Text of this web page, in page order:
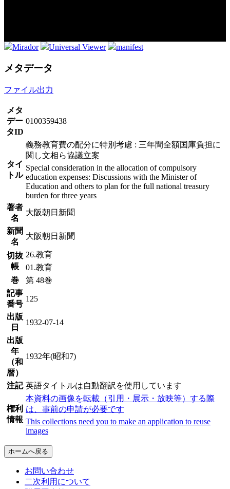
Mirador Universal Viewer manifest
メタデータ
ファイル出力
メタ
デー
タID
0100359438
タイ
トル
義務教育費の配分に特別考慮 : 三年間全額国庫負担に
関し文相ら協議立案
Special consideration in the allocation of compulsory
education expenses: Discussions with the Minister of
Education and others to plan for the full national treasury
burden for three years
著者
名
大阪朝日新聞
新聞
名
大阪朝日新聞
切抜
帳
26.教育
01.教育
巻
第 48巻
記事
番号
125
出版
日
1932-07-14
出版
年
（和
暦）
1932年(昭和7)
注記 英語タイトルは自動翻訳を使用しています
権利
情報
本資料の画像を転載（引用・展示・放映等）する際
は、事前の申請が必要です
This collections need you to make an application to reuse
images
ホームへ戻る
お問い合わせ
二次利用について